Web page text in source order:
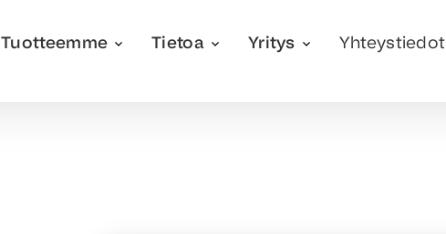
Tuotteemme Tietoa Yritys Yhteystiedot